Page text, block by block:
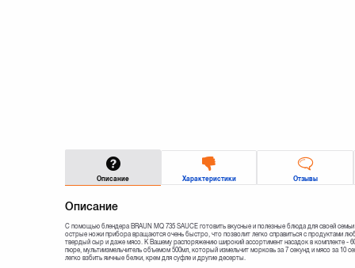
Описание Характеристики Отзывы
Описание
С помощью блендера BRAUN MQ 735 SAUCE готовить вкусные и полезные блюда для своей
острые ножи прибора вращаются очень быстро, что позволит легко справиться с продуктами
твердый сыр и даже мясо. К Вашему распоряжению широкий ассортимент насадок в комплекте -
пюре, мультиизмельчитель объемом 500мл, который измельчит морковь за 7 секунд и мясо за 10
легко взбить яичные белки, крем для суфле и другие десерты.